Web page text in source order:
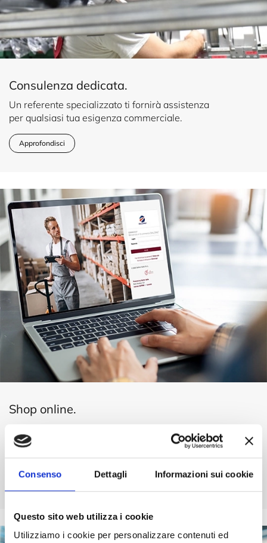
Consenso Dettagli Informazioni sui cookie
Questo sito web utilizza i cookie
Utilizziamo i cookie per personalizzare contenuti ed
Consulenza dedicata.
Un referente specializzato ti fornirà assistenza
per qualsiasi tua esigenza commerciale.
Approfondisci
Shop online.
hai necessità e consulta le nostre offerte
Vai allo Shop online